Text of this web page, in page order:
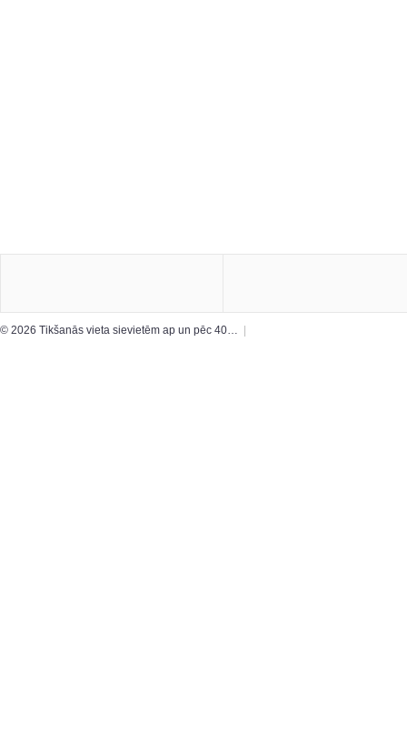
© 2026 Tikšanās vieta sievietēm ap un pēc 40…